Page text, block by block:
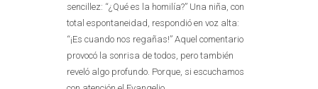
sencillez: “¿Qué es la homilía?” Una niña, con
total espontaneidad, respondió en voz alta:
“¡Es cuando nos regañas!” Aquel comentario
provocó la sonrisa de todos, pero también
reveló algo profundo. Porque, si escuchamos